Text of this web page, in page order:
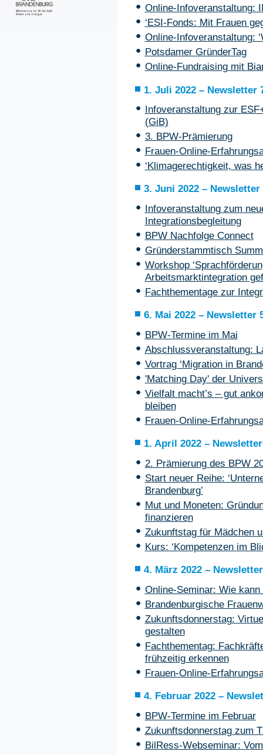
Online-Infoveranstaltung:
‘ESI-Fonds: Mit Frauen
Online-Infoveranstaltung:
Potsdamer GründerTag
Online-Fundraising mit
1. Juli 2022 – Newsletter
Infoveranstaltung zur
(GiB)
3. BPW-Prämierung
Frauen-Online-
‘Klimagerechtigkeit, was
3. Juni 2022 – Newsletter
Infoveranstaltung zum
Integrationsbegleitung
BPW Nachfolge Connect
Gründerstammtisch
Workshop
Arbeitsmarktintegration
Fachthementage zur
6. Mai 2022 – Newsletter
BPW-Termine im Mai
Abschlussveranstaltung:
Vortrag ‘Migration in
'Matching Day' der
Vielfalt macht’s – gut
bleiben
Frauen-Online-
1. April 2022 –
2. Prämierung des BPW
Start neuer Reihe:
Brandenburg’
Mut und Moneten:
finanzieren
Zukunftstag für Mädchen
Kurs: ‘Kompetenzen im
4. März 2022 –
Online-Seminar: Wie
Brandenburgische
Zukunftsdonnerstag:
gestalten
Fachthementag:
frühzeitig erkennen
Frauen-Online-
4. Februar 2022 –
BPW-Termine im Februar
Zukunftsdonnerstag zum
BilRess-Webseminar: